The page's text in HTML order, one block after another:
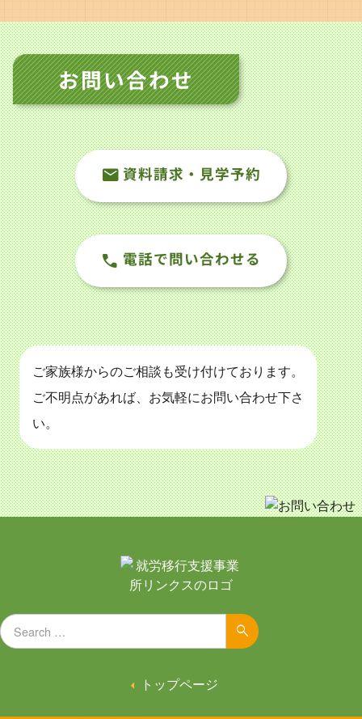
お問い合わせ
資料請求・見学予約
電話で問い合わせる
ご家族様からのご相談も受け付けております。
ご不明点があれば、お気軽にお問い合わせ下さ
い。
Search for: Search
トップページ